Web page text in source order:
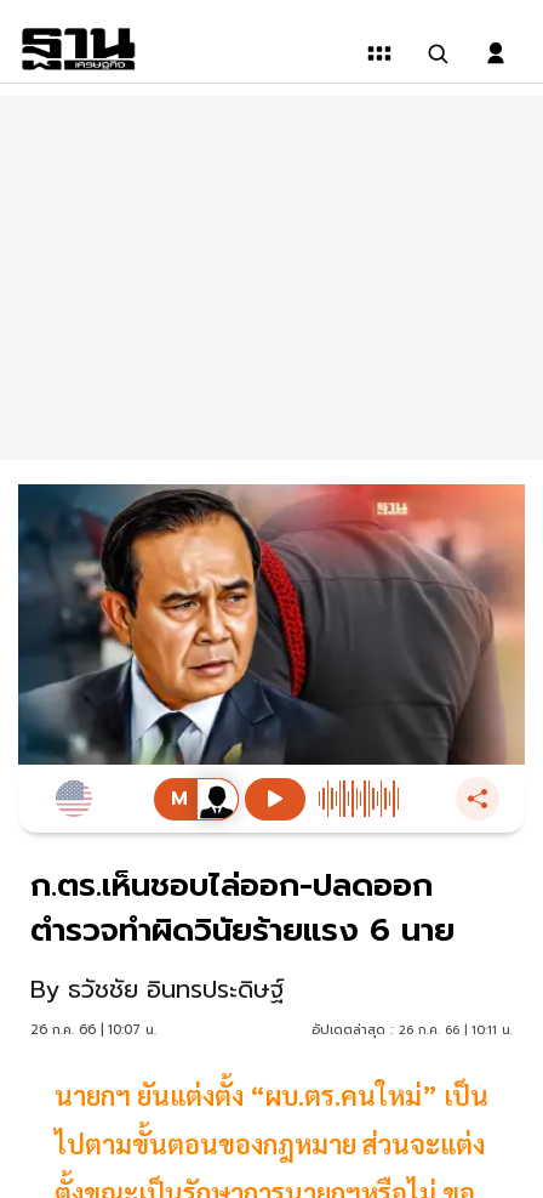
ก.ตร.เห็นชอบไล่ออก-ปลดออก
ตำรวจทำผิดวินัยร้ายแรง 6 นาย
By ธวัชชัย อินทรประดิษฐ์
26 ก.ค. 66 | 10:07 น. อัปเดตล่าสุด : 26 ก.ค. 66 | 10:11 น.
นายกฯ ยันแต่งตั้ง “ผบ.ตร.คนใหม่” เป็น
ไปตามขั้นตอนของกฎหมาย ส่วนจะแต่ง